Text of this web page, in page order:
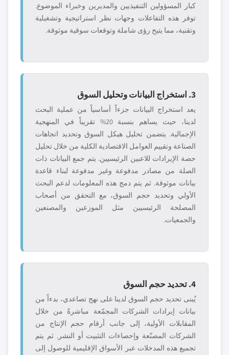
كبار المسؤولين التنفيذيين والمديرين وخبراء الموضوع.
توفر هذه التفاعلات وجهات نظر استراتيجية وتشغيلية
وتقنية، مما يتيح رؤى شاملة وتوقعات سوقية موثوقة.
3. استخراج البيانات وتحليل السوق
يعد استخراج البيانات جزءاً أساسياً من عملية البحث
لدينا، حيث يساهم بنسبة 20% تقريباً في المنهجية
الإجمالية. يتضمن تحليل هيكل السوق وتحديد اتجاهات
الصناعة وتقييم العوامل الاقتصادية الكلية من خلال تحليل
حصة الإيرادات للاعبين الرئيسيين. يتم جمع البيانات ذات
الصلة من مصادر مدفوعة وغير مدفوعة لبناء قاعدة
بيانات موثوقة. ثم يتم دمج هذه المعلومات لدعم البحث
الأولي وتحديد حجم السوق، مع التحقق من أصحاب
المصلحة الرئيسيين مثل الموزعين والمصنعين
والجمعيات.
4. تحديد حجم السوق
يُبنى تحديد حجم السوق لدينا على نهج تصاعدي، بدءاً من
بيانات إيرادات الشركات المجمّعة مباشرةً من خلال
المقابلات الأولية، إلى جانب أرقام حجم الإنتاج من
الشركات المصنّعة وإحصاءات التثبيت أو النشر. ثم يتم
تجميع هذه المدخلات عبر الأسواق الإقليمية للوصول إلى